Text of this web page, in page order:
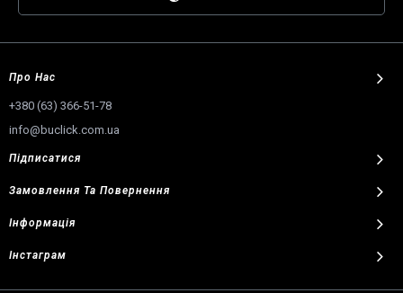
Про Нас
+380 (63) 366-51-78
info@buclick.com.ua
Підписатися
Замовлення Та Повернення
Інформація
Інстаграм